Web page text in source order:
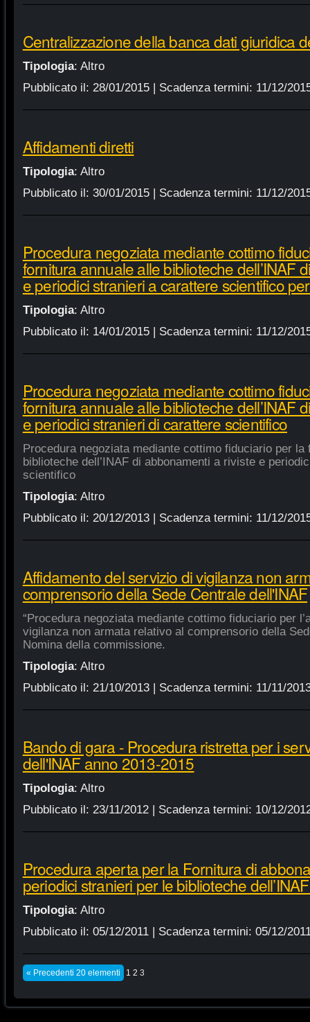
Centralizzazione della banca dati giuridica
Tipologia: Altro
Pubblicato il: 28/01/2015| Scadenza termini: 11/12/
Affidamenti diretti
Tipologia: Altro
Pubblicato il: 30/01/2015| Scadenza termini: 11/12/
Procedura negoziata mediante cottimo
fornitura annuale alle biblioteche dell’INAF
e periodici stranieri a carattere scientifico
Tipologia: Altro
Pubblicato il: 14/01/2015| Scadenza termini: 11/12/
Procedura negoziata mediante cottimo
fornitura annuale alle biblioteche dell’INAF
e periodici stranieri di carattere scientifico
Procedura negoziata mediante cottimo fiduciario per la
biblioteche dell’INAF di abbonamenti a riviste e
scientifico
Tipologia: Altro
Pubblicato il: 20/12/2013| Scadenza termini: 11/12/
Affidamento del servizio di vigilanza non
comprensorio della Sede Centrale dell'INAF
“Procedura negoziata mediante cottimo fiduciario per
vigilanza non armata relativo al comprensorio della
Nomina della commissione.
Tipologia: Altro
Pubblicato il: 21/10/2013| Scadenza termini: 11/11/
Bando di gara - Procedura ristretta per i
dell'INAF anno 2013-2015
Tipologia: Altro
Pubblicato il: 23/11/2012| Scadenza termini: 10/12/
Procedura aperta per la Fornitura di
periodici stranieri per le biblioteche
Tipologia: Altro
Pubblicato il: 05/12/2011| Scadenza termini: 05/12/
« Precedenti 20 elementi 1 2 3